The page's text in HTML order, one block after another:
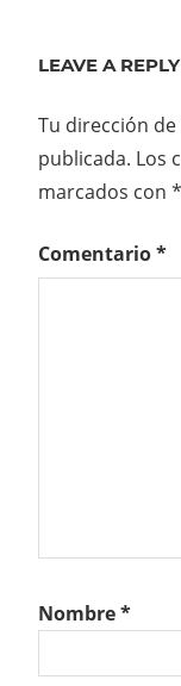
LEAVE A REPLY
Tu dirección
publicada. Los
marcados con *
Comentario*
Nombre*